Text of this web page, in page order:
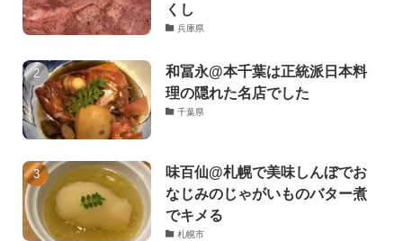
くし
兵庫県
和冨永@本千葉は正統派日本料
理の隠れた名店でした
千葉県
味百仙@札幌で美味しんぼでお
なじみのじゃがいものバター煮
でキメる
札幌市